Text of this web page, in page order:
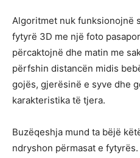
Algoritmet nuk funksionojnë
fytyrë 3D me një foto
përcaktojnë dhe matin me
përfshin distancën midis
gojës, gjerësinë e syve dhe
karakteristika të tjera.
Buzëqeshja mund ta bëjë
ndryshon përmasat e fytyrës.